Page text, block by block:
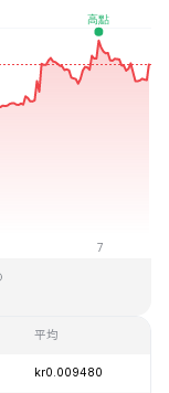
平均
kr0.009480